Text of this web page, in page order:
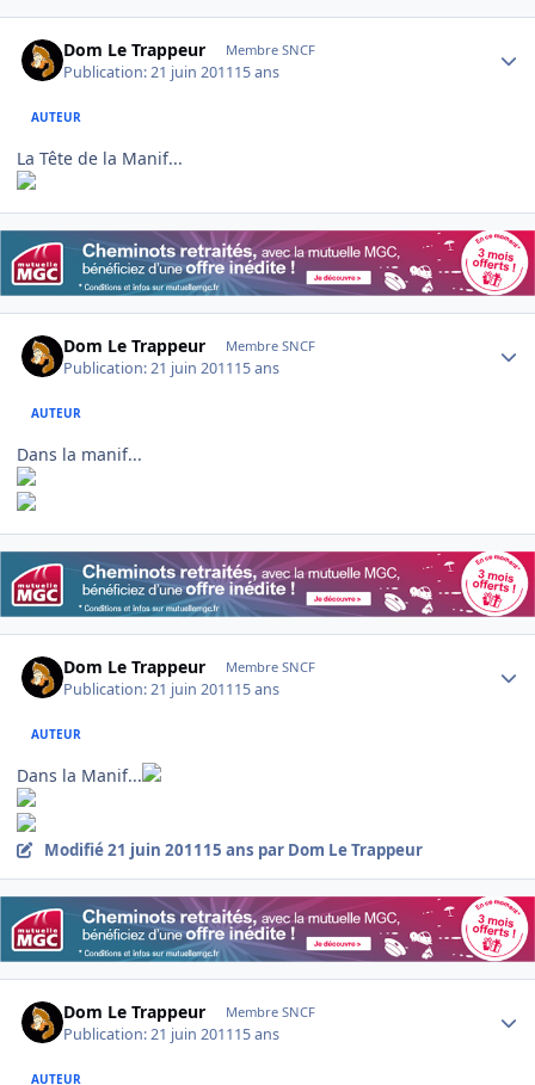
Dom Le Trappeur Membre SNCF
Publication:21 juin 201115 ans
AUTEUR
La Tête de la Manif...
Dom Le Trappeur Membre SNCF
Publication:21 juin 201115 ans
AUTEUR
Dans la manif...
Dom Le Trappeur Membre SNCF
Publication:21 juin 201115 ans
AUTEUR
Dans la Manif...
Modifié21 juin 201115 ans par Dom Le Trappeur
Dom Le Trappeur Membre SNCF
Publication:21 juin 201115 ans
AUTEUR